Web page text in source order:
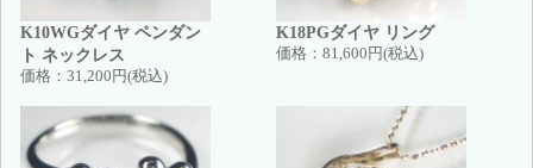
K10WGダイヤ ペンダン
ト ネックレス
価格： 31,200円(税込)
K18PGダイヤ リング
価格： 81,600円(税込)